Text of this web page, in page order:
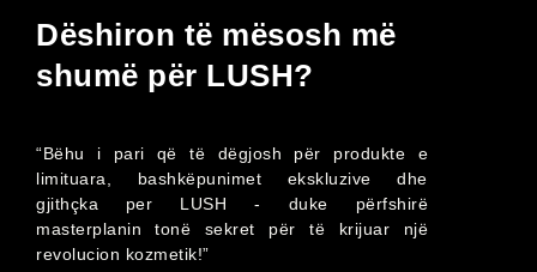
Dëshiron të mësosh më
shumë për LUSH?
“Bëhu i pari që të dëgjosh për produkte e
limituara, bashkëpunimet ekskluzive dhe
gjithçka per LUSH - duke përfshirë
masterplanin tonë sekret për të krijuar një
revolucion kozmetik!”